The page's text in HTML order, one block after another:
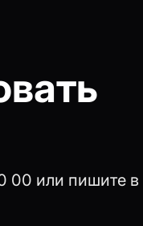
00 или пишите в